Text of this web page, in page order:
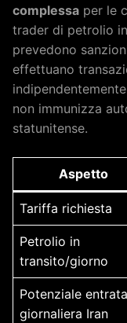
complessa per le
trader di petrolio
prevedono
effettuano
non immunizza
statunitense.
Aspetto
Tariffa richiesta
Petrolio in
transito/giorno
Potenziale entrata
giornaliera Iran